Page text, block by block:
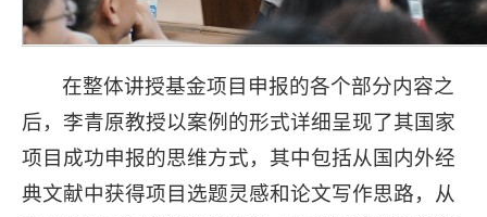
在整体讲授基金项目申报的各个部分内容之
后，李青原教授以案例的形式详细呈现了其国家
项目成功申报的思维方式，其中包括从国内外经
典文献中获得项目选题灵感和论文写作思路，从